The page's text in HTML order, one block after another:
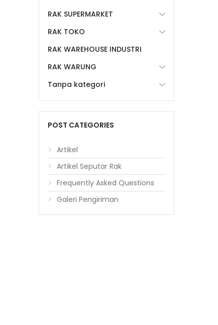
RAK SUPERMARKET
RAK TOKO
RAK WAREHOUSE INDUSTRI
RAK WARUNG
Tanpa kategori
POST CATEGORIES
Artikel
Artikel Seputar Rak
Frequently Asked Questions
Galeri Pengiriman